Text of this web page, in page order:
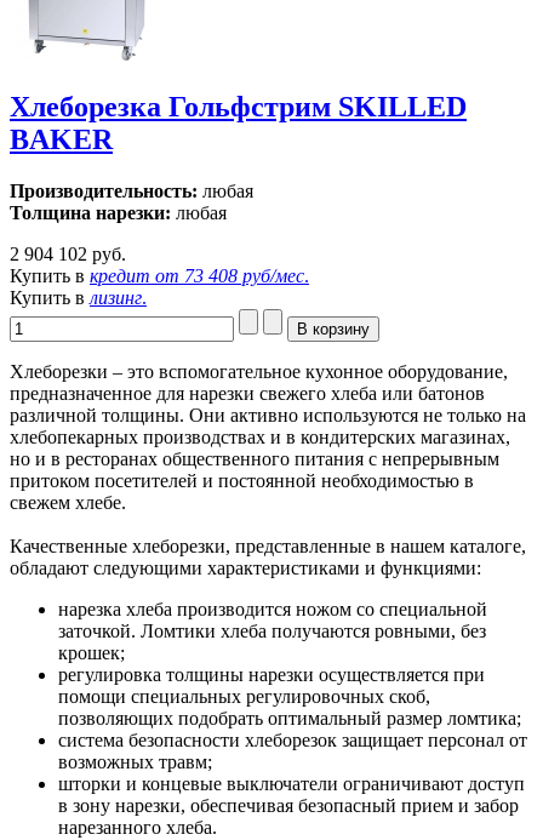
Хлеборезка Гольфстрим SKILLED
BAKER
Производительность: любая
Толщина нарезки: любая
2 904 102 руб.
Купить в кредит от 73 408 руб/мес.
Купить в лизинг.
Хлеборезки – это вспомогательное кухонное оборудование,
предназначенное для нарезки свежего хлеба или батонов
различной толщины. Они активно используются не только на
хлебопекарных производствах и в кондитерских магазинах,
но и в ресторанах общественного питания с непрерывным
притоком посетителей и постоянной необходимостью в
свежем хлебе.
Качественные хлеборезки, представленные в нашем каталоге,
обладают следующими характеристиками и функциями:
нарезка хлеба производится ножом со специальной
заточкой. Ломтики хлеба получаются ровными, без
крошек;
регулировка толщины нарезки осуществляется при
помощи специальных регулировочных скоб,
позволяющих подобрать оптимальный размер ломтика;
система безопасности хлеборезок защищает персонал от
возможных травм;
шторки и концевые выключатели ограничивают доступ
в зону нарезки, обеспечивая безопасный прием и забор
нарезанного хлеба.